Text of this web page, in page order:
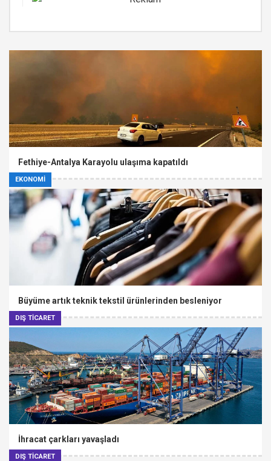
EKONOMİ
Fethiye-Antalya Karayolu ulaşıma kapatıldı
DIŞ TİCARET
Büyüme artık teknik tekstil ürünlerinden besleniyor
DIŞ TİCARET
İhracat çarkları yavaşladı